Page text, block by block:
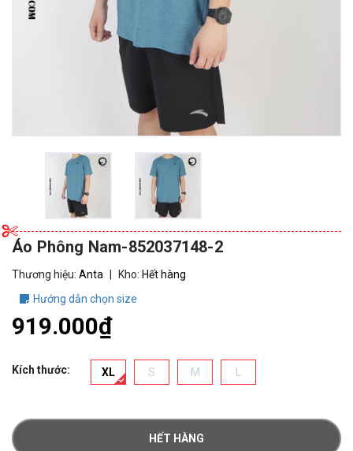
Áo Phông Nam-852037148-2
Thương hiệu: Anta Kho: Hết hàng
Hướng dẫn chọn size
919.000₫
Kích thước: XL S M
HẾT HÀNG